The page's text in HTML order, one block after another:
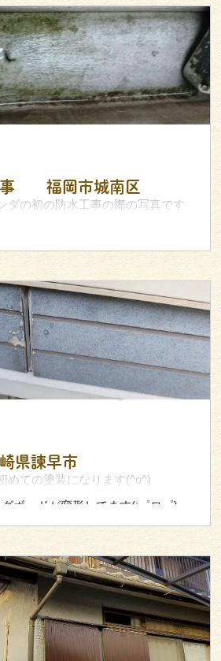
事 福岡市城南区
ダの初の防水工事の際の写真です
に疵が入っていて、至る所水を含ん
で、施主様に許可を取りシートを切
の間
県諫早市
めての塗装になります(^o^)
ボードが変形してます(;゜ロ゜)
剃りは直りません